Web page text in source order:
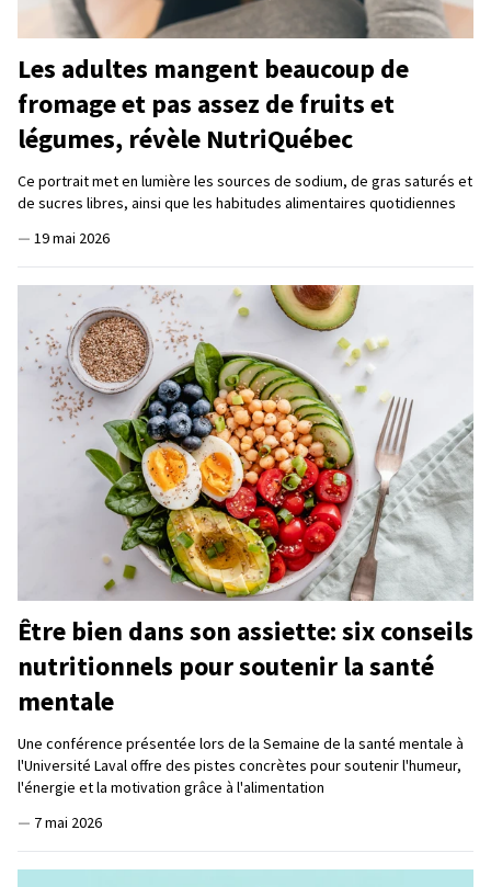
Les adultes mangent beaucoup de
fromage et pas assez de fruits et
légumes, révèle NutriQuébec
Ce portrait met en lumière les sources de sodium, de gras saturés et
de sucres libres, ainsi que les habitudes alimentaires quotidiennes
— 19 mai 2026
Être bien dans son assiette: six conseils
nutritionnels pour soutenir la santé
mentale
Une conférence présentée lors de la Semaine de la santé mentale à
l'Université Laval offre des pistes concrètes pour soutenir l'humeur,
l'énergie et la motivation grâce à l'alimentation
— 7 mai 2026